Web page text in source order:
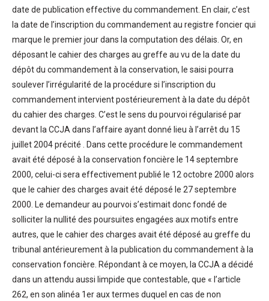
date de publication effective du commandement. En clair, c’est
la date de l’inscription du commandement au registre foncier qui
marque le premier jour dans la computation des délais. Or, en
déposant le cahier des charges au greffe au vu de la date du
dépôt du commandement à la conservation, le saisi pourra
soulever l’irrégularité de la procédure si l’inscription du
commandement intervient postérieurement à la date du dépôt
du cahier des charges. C’est le sens du pourvoi régularisé par
devant la CCJA dans l’affaire ayant donné lieu à l’arrêt du 15
juillet 2004 précité . Dans cette procédure le commandement
avait été déposé à la conservation foncière le 14 septembre
2000, celui-ci sera effectivement publié le 12 octobre 2000 alors
que le cahier des charges avait été déposé le 27 septembre
2000. Le demandeur au pourvoi s’estimait donc fondé de
solliciter la nullité des poursuites engagées aux motifs entre
autres, que le cahier des charges avait été déposé au greffe du
tribunal antérieurement à la publication du commandement à la
conservation foncière. Répondant à ce moyen, la CCJA a décidé
dans un attendu aussi limpide que contestable, que « l’article
262, en son alinéa 1er aux termes duquel en cas de non